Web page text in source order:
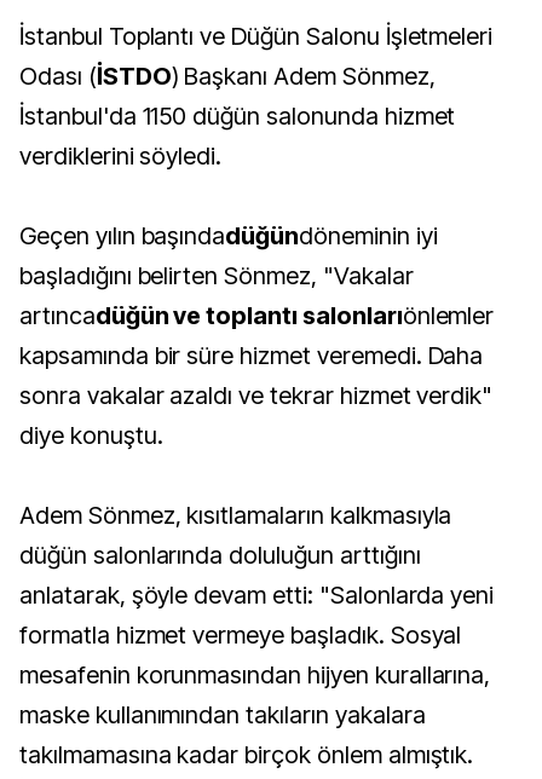
İstanbul Toplantı ve Düğün Salonu İşletmeleri
Odası (İSTDO) Başkanı Adem Sönmez,
İstanbul'da 1150 düğün salonunda hizmet
verdiklerini söyledi.
Geçen yılın başındadüğündöneminin iyi
başladığını belirten Sönmez, "Vakalar
artıncadüğün ve toplantı salonlarıönlemler
kapsamında bir süre hizmet veremedi. Daha
sonra vakalar azaldı ve tekrar hizmet verdik"
diye konuştu.
Adem Sönmez, kısıtlamaların kalkmasıyla
düğün salonlarında doluluğun arttığını
anlatarak, şöyle devam etti: "Salonlarda yeni
formatla hizmet vermeye başladık. Sosyal
mesafenin korunmasından hijyen kurallarına,
maske kullanımından takıların yakalara
takılmamasına kadar birçok önlem almıştık.